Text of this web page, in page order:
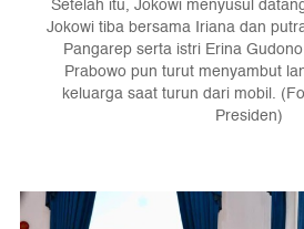
Setelah itu, Jokowi menyusul
Jokowi tiba bersama Iriana dan
Pangarep serta istri Erina
Prabowo pun turut menyambut
keluarga saat turun dari mobil.
Presiden)